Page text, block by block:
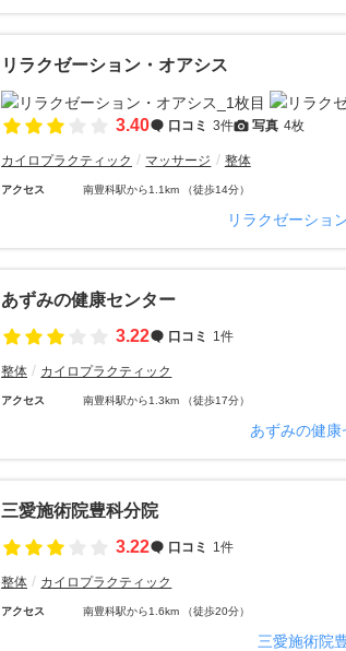
リラクゼーション・オアシス
3.40 口コミ 3件 写真 4枚
カイロプラクティック マッサージ 整体
アクセス 南豊科駅から1.1km （徒歩14分）
リラクゼーショ
あずみの健康センター
3.22
口コミ 1件
整体 カイロプラクティック
アクセス 南豊科駅から1.3km （徒歩17分）
あずみの健
三愛施術院豊科分院
3.22
口コミ 1件
整体 カイロプラクティック
アクセス 南豊科駅から1.6km （徒歩20分）
三愛施術院